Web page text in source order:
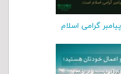
گرامی اسلام